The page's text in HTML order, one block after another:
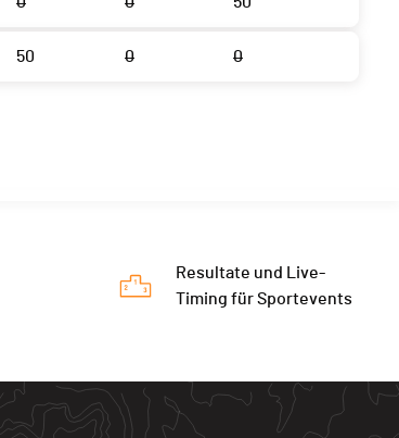
50 0 0
Resultate und Live-
Timing für Sportevents